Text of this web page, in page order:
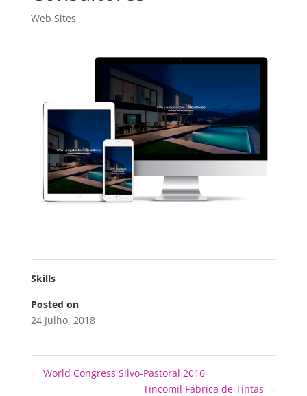
Web Sites
Skills
Posted on
24 Julho, 2018
← World Congress Silvo-Pastoral 2016
Tincomil Fábrica de Tintas →